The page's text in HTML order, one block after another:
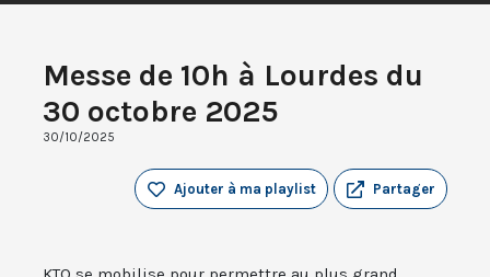
Messe de 10h à Lourdes du
30 octobre 2025
30/10/2025
Partager
Ajouter à ma playlist